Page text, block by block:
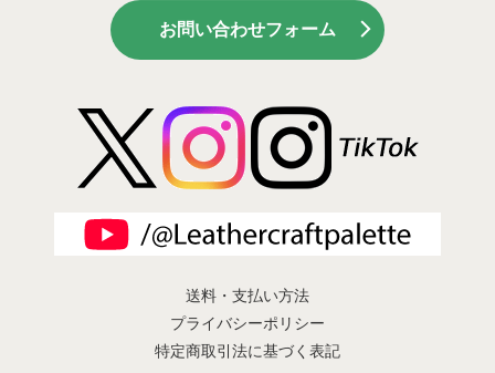
お問い合わせフォーム
送料・支払い方法
プライバシーポリシー
特定商取引法に基づく表記